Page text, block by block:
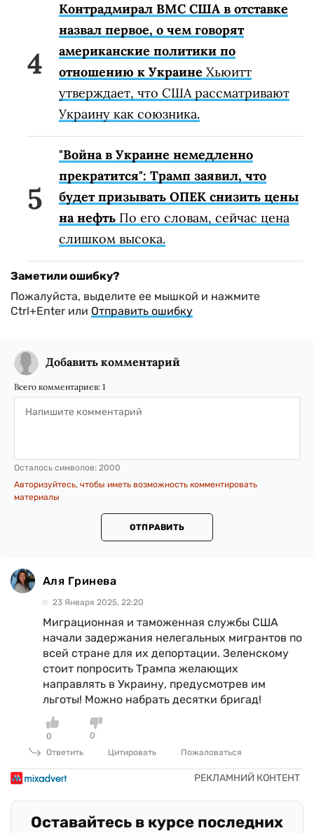
Контрадмирал ВМС США в отставке
назвал первое, о чем говорят
американские политики по
отношению к Украине Хьюитт
утверждает, что США рассматривают
Украину как союзника.
"Война в Украине немедленно
прекратится": Трамп заявил, что
будет призывать ОПЕК снизить цены
на нефть По его словам, сейчас цена
слишком высока.
Заметили ошибку?
Пожалуйста, выделите ее мышкой и нажмите
Ctrl+Enter или Отправить ошибку
Добавить комментарий
Всего комментариев: 1
Осталось символов: 2000
Авторизуйтесь, чтобы иметь возможность комментировать
материалы
ОТПРАВИТЬ
Аля Гринева
23 Января 2025, 22:20
Миграционная и таможенная службы США
начали задержания нелегальных мигрантов по
всей стране для их депортации. Зеленскому
стоит попросить Трампа желающих
направлять в Украину, предусмотрев им
льготы! Можно набрать десятки бригад!
0
0
Ответить
Цитировать Пожаловаться
Оставайтесь в курсе последних